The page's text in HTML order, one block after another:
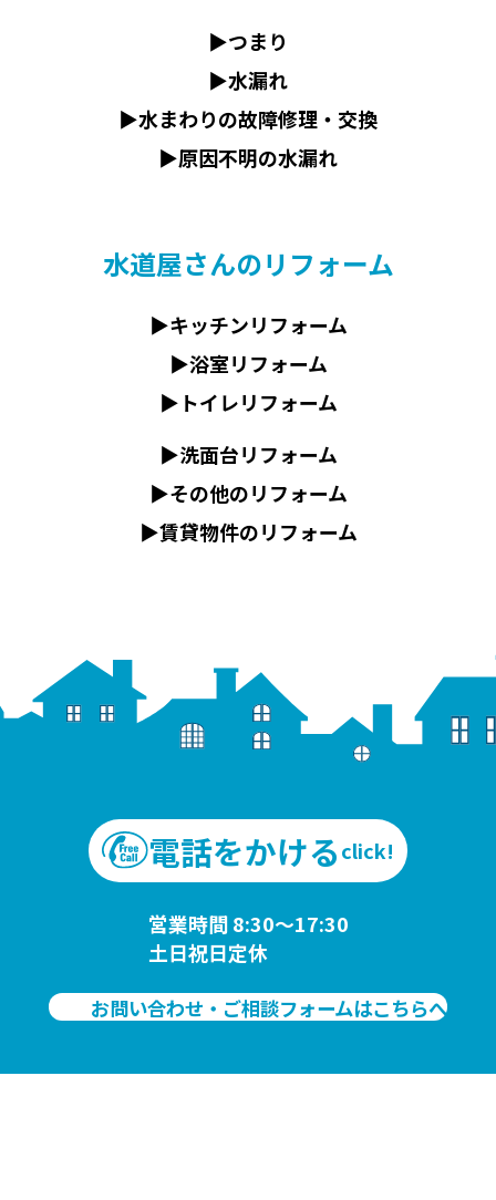
ビル・マンションの給排水管
改修工事・内装外装改修工事
▶正社員登用 一次審査応募フォーム
プライバシーポリシー
▶︎つまり
▶︎水漏れ
▶︎水まわりの故障修理・交換
▶︎原因不明の水漏れ
水道屋さんのリフォーム
▶︎キッチンリフォーム
▶︎浴室リフォーム
▶︎トイレリフォーム
▶︎洗面台リフォーム
▶︎その他のリフォーム
▶︎賃貸物件のリフォーム
電話をかけるclick!
営業時間 8:30～17:30
土日祝日定休
お問い合わせ・ご相談フォームはこちらへ